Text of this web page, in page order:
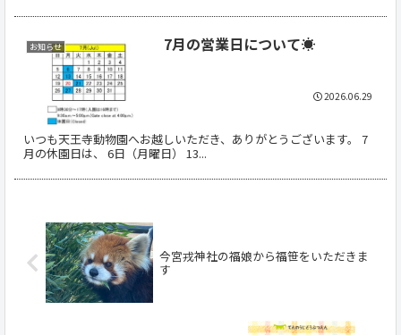
お知らせ 7月の営業日について☀
いつも天王寺動物園へお越しいただき、ありがとうございます。 7
月の休園日は、 6日（月曜日） 13...
2026.06.29
今宮戎神社の福娘から福笹をいただきま
す